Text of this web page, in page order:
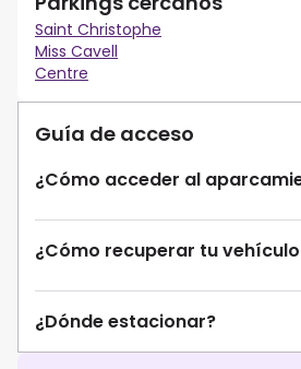
Saint Christophe
Miss Cavell
Centre
Guía de acceso
¿Cómo acceder al
¿Cómo recuperar tu
¿Dónde estacionar?